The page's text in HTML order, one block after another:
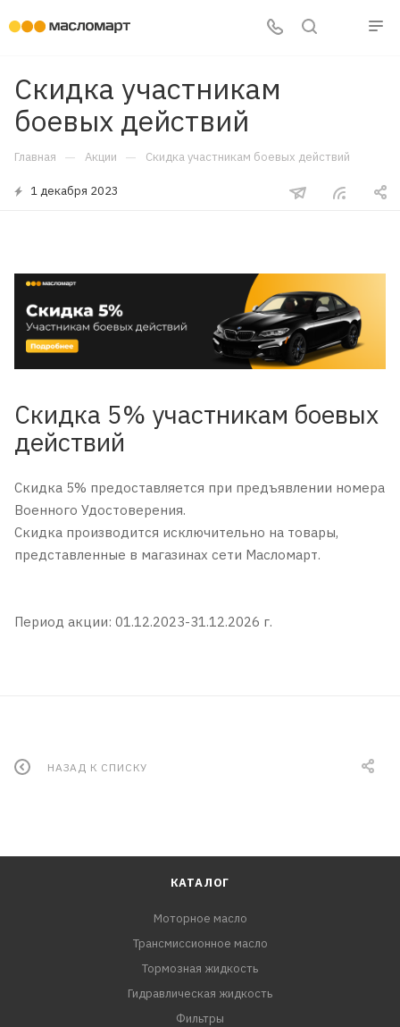
Скидка участникам
боевых действий
Главная — Акции — Скидка участникам боевых действий
1 декабря 2023
Скидка 5% участникам боевых
действий
Скидка 5% предоставляется при предъявлении номера
Военного Удостоверения.
Скидка производится исключительно на товары,
представленные в магазинах сети Масломарт.
Период акции: 01.12.2023-31.12.2026 г.
НАЗАД К СПИСКУ
КАТАЛОГ
Моторное масло
Трансмиссионное масло
Тормозная жидкость
Гидравлическая жидкость
Фильтры